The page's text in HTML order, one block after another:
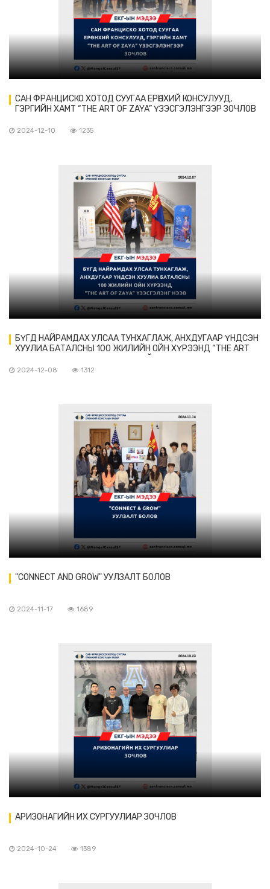
САН ФРАНЦИСКО ХОТОД СУУГАА ЕРӨНХИЙ КОНСУЛУУД,
ГЭРГИЙН ХАМТ “THE ART OF ZAYA” ҮЗЭСГЭЛЭНГЭЭР ЗОЧЛОВ
2024-12-10 1235
БҮГД НАЙРАМДАХ УЛСАА ТУНХАГЛАЖ, АНХДУГААР ҮНДСЭН
ХУУЛИА БАТАЛСНЫ 100 ЖИЛИЙН ОЙН ХҮРЭЭНД “THE ART
2024-12-08 1312
"CONNECT AND GROW" УУЛЗАЛТ БОЛОВ
2024-11-17 1689
АРИЗОНАГИЙН ИХ СУРГУУЛИАР ЗОЧЛОВ
2024-10-24 1389